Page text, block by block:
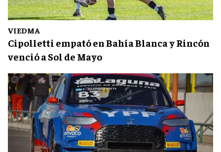
VIEDMA
Cipolletti empató en Bahía Blanca y Rincón
venció a Sol de Mayo